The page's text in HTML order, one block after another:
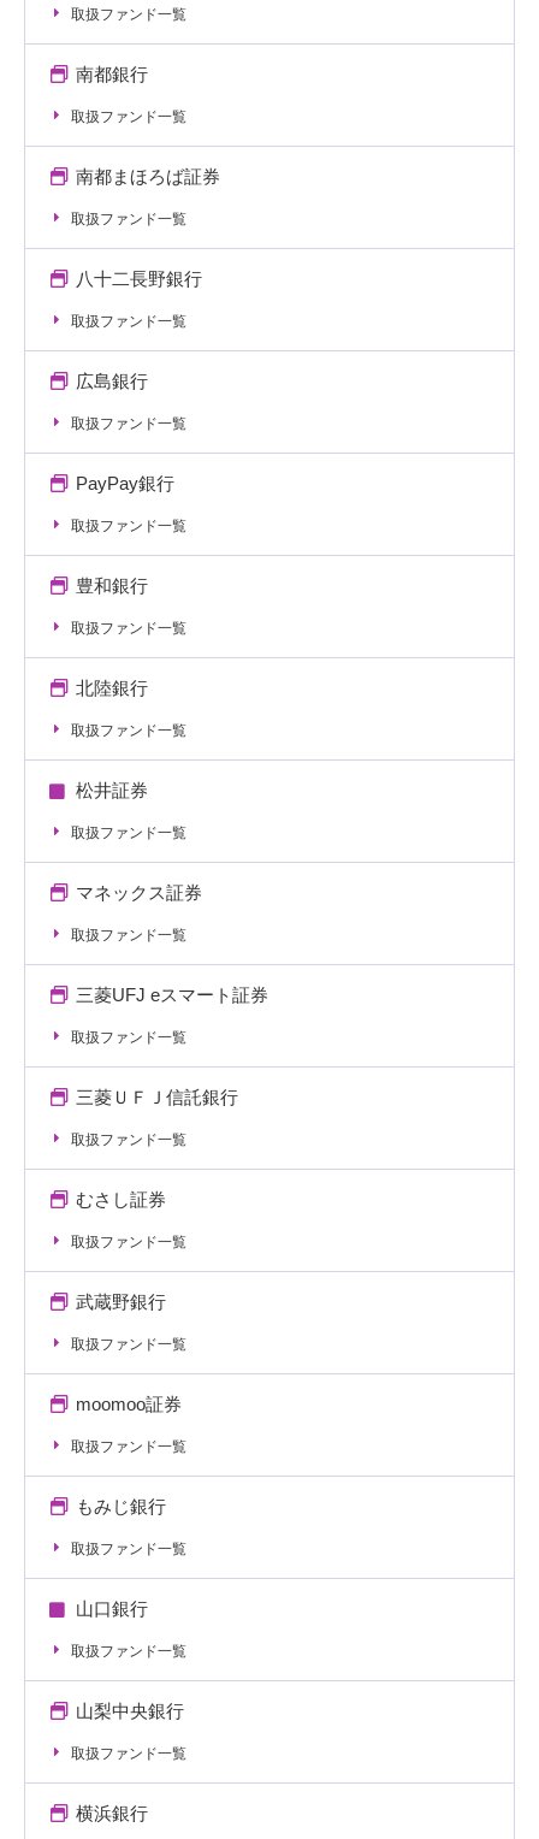
取扱ファンド一覧
南都銀行
取扱ファンド一覧
南都まほろば証券
取扱ファンド一覧
八十二長野銀行
取扱ファンド一覧
広島銀行
取扱ファンド一覧
PayPay銀行
取扱ファンド一覧
豊和銀行
取扱ファンド一覧
北陸銀行
取扱ファンド一覧
松井証券
取扱ファンド一覧
マネックス証券
取扱ファンド一覧
三菱UFJ eスマート証券
取扱ファンド一覧
三菱ＵＦＪ信託銀行
取扱ファンド一覧
むさし証券
取扱ファンド一覧
武蔵野銀行
取扱ファンド一覧
moomoo証券
取扱ファンド一覧
もみじ銀行
取扱ファンド一覧
山口銀行
取扱ファンド一覧
山梨中央銀行
取扱ファンド一覧
横浜銀行